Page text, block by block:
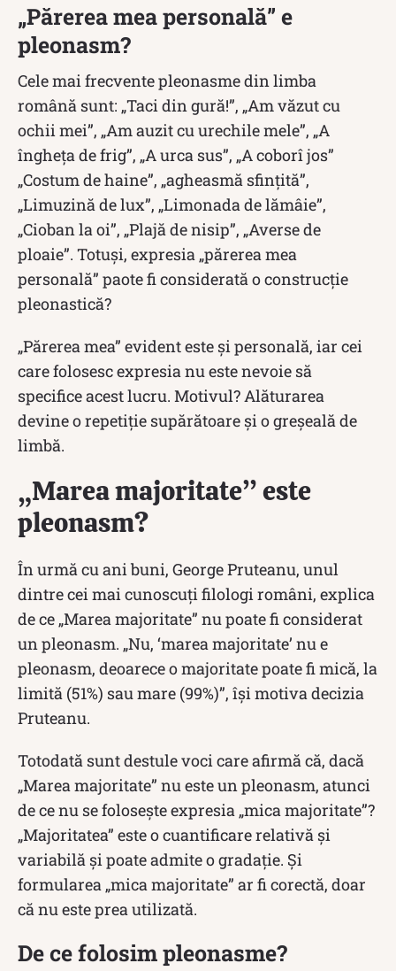
„Părerea mea personală” e
pleonasm?
Cele mai frecvente pleonasme din limba
română sunt: „Taci din gură!”, „Am văzut cu
ochii mei”, „Am auzit cu urechile mele”, „A
îngheța de frig”, „A urca sus”, „A coborî jos”
„Costum de haine”, „agheasmă sfințită”,
„Limuzină de lux”, „Limonada de lămâie”,
„Cioban la oi”, „Plajă de nisip”, „Averse de
ploaie”. Totuși, expresia „părerea mea
personală” paote fi considerată o construcție
pleonastică?
„Părerea mea” evident este și personală, iar cei
care folosesc expresia nu este nevoie să
specifice acest lucru. Motivul? Alăturarea
devine o repetiție supărătoare și o greșeală de
limbă.
„Marea majoritate” este
pleonasm?
În urmă cu ani buni, George Pruteanu, unul
dintre cei mai cunoscuți filologi români, explica
de ce „Marea majoritate” nu poate fi considerat
un pleonasm. „Nu, ‘marea majoritate’ nu e
pleonasm, deoarece o majoritate poate fi mică, la
limită (51%) sau mare (99%)”, își motiva decizia
Pruteanu.
Totodată sunt destule voci care afirmă că, dacă
„Marea majoritate” nu este un pleonasm, atunci
de ce nu se folosește expresia „mica majoritate”?
„Majoritatea” este o cuantificare relativă și
variabilă și poate admite o gradație. Și
formularea „mica majoritate” ar fi corectă, doar
că nu este prea utilizată.
De ce folosim pleonasme?